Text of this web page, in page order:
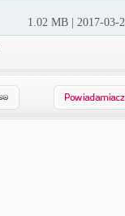
1.02 MB | 2017-03-